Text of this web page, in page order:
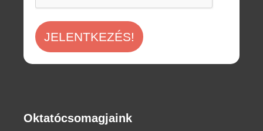
JELENTKEZÉS!
Oktatócsomagjaink